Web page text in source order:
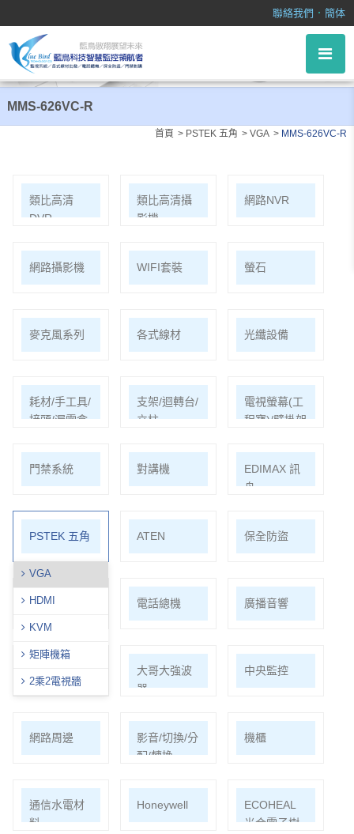
聯絡我們 ． 簡体
MMS-626VC-R
首頁 PSTEK 五角 VGA MMS-626VC-R
類比高清
DVR
類比高清攝
影機
網路NVR
網路攝影機 WIFI套裝 螢石
麥克風系列 各式線材 光纖設備
耗材/手工具/
接頭/漏電盒
支架/迴轉台/
立柱
電視螢幕(工
程寶)/壁掛架
門禁系統 對講機
EDIMAX 訊
舟
PSTEK 五角
VGA
HDMI
KVM
矩陣機箱
2乘2電視牆
ATEN 保全防盜
共同天線 電話總機 廣播音響
大哥大強波
器
中央監控
網路周邊
影音/切換/分
配/轉換
機櫃
通信水電材
料
Honeywell
ECOHEAL
光合電子樹